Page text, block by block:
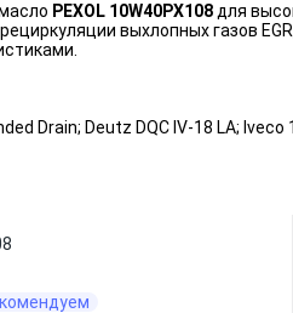
PEXOL 10W40PX108 для
выхлопных газов
Drain; Deutz DQC IV-18 LA;